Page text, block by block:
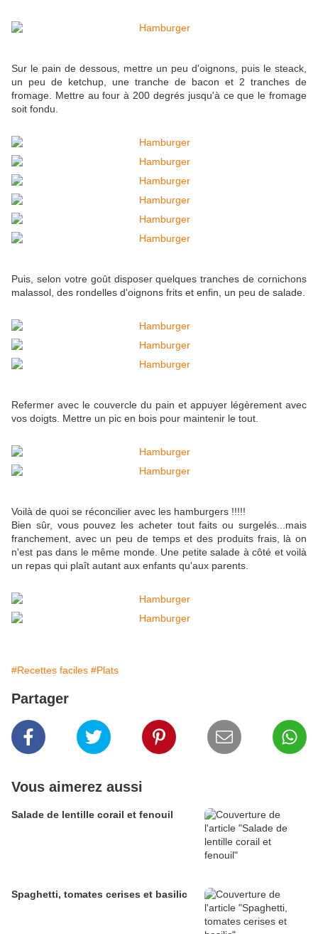
Sur le pain de dessous, mettre un peu d'oignons, puis le steack,
un peu de ketchup, une tranche de bacon et 2 tranches de
fromage. Mettre au four à 200 degrés jusqu'à ce que le fromage
soit fondu.
Puis, selon votre goût disposer quelques tranches de cornichons
malassol, des rondelles d'oignons frits et enfin, un peu de salade.
Refermer avec le couvercle du pain et appuyer légèrement avec
vos doigts. Mettre un pic en bois pour maintenir le tout.
Voilà de quoi se réconcilier avec les hamburgers !!!!!
Bien sûr, vous pouvez les acheter tout faits ou surgelés...mais
franchement, avec un peu de temps et des produits frais, là on
n'est pas dans le même monde. Une petite salade à côté et voilà
un repas qui plaît autant aux enfants qu'aux parents.
#Recettes faciles #Plats
Partager
Vous aimerez aussi
Salade de lentille corail et fenouil
Spaghetti, tomates cerises et basilic